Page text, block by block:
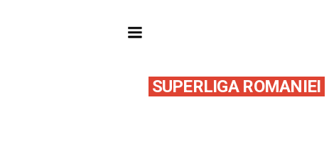
SUPERLIGA ROMANIEI